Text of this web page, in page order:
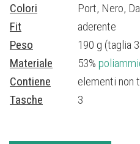
Colori
Port, Nero,
Fit
aderente
Peso
190 g (taglia
Materiale
53%
Contiene
elementi non
Tasche
3